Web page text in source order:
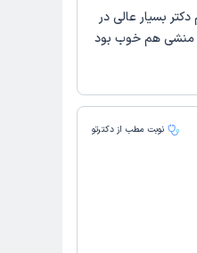
بسیار عالی در
منشی هم خوب بود
نوبت مطب از دکترتو